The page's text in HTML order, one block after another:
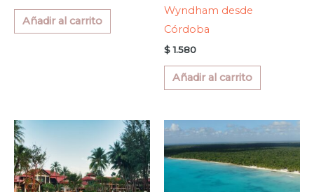
Añadir al carrito
Wyndham desde
Córdoba
$1.580
Añadir al carrito